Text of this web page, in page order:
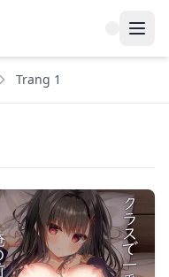
Trang 1